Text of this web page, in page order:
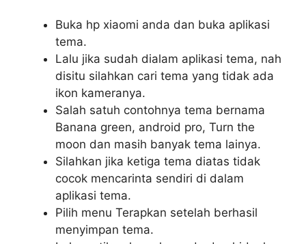
Buka hp xiaomi anda dan buka aplikasi
tema.
Lalu jika sudah dialam aplikasi tema, nah
disitu silahkan cari tema yang tidak ada
ikon kameranya.
Salah satuh contohnya tema bernama
Banana green, android pro, Turn the
moon dan masih banyak tema lainya.
Silahkan jika ketiga tema diatas tidak
cocok mencarinta sendiri di dalam
aplikasi tema.
Pilih menu Terapkan setelah berhasil
menyimpan tema.